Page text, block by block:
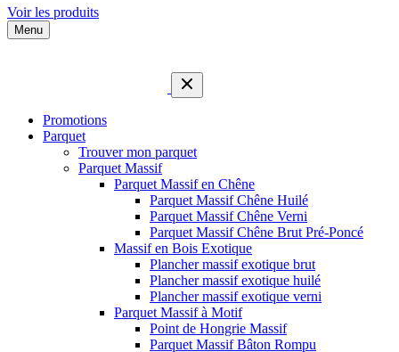
Voir les produits
Menu
Promotions
Parquet
Trouver mon parquet
Parquet Massif
Parquet Massif en Chêne
Parquet Massif Chêne Huilé
Parquet Massif Chêne Verni
Parquet Massif Chêne Brut Pré-Poncé
Massif en Bois Exotique
Plancher massif exotique brut
Plancher massif exotique huilé
Plancher massif exotique verni
Parquet Massif à Motif
Point de Hongrie Massif
Parquet Massif Bâton Rompu